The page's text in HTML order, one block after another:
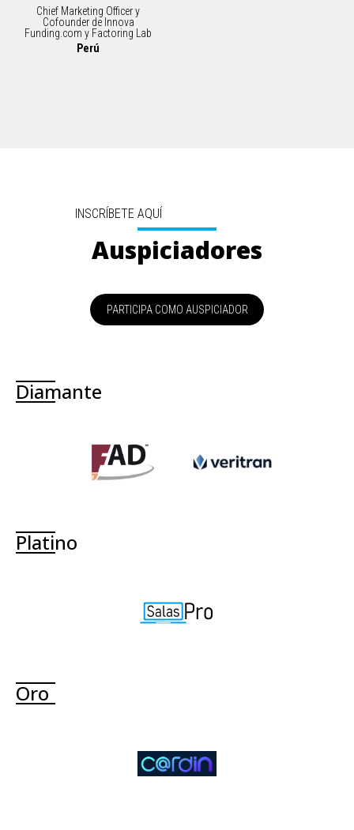
Chief Marketing Officer y
Cofounder de Innova
Funding.com y Factoring Lab
Perú
INSCRÍBETE AQUÍ
Auspiciadores
PARTICIPA COMO AUSPICIADOR
Diamante
Platino
Oro